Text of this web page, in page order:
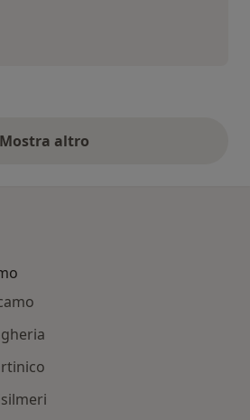
Mostra altroopinioni di cui sopra